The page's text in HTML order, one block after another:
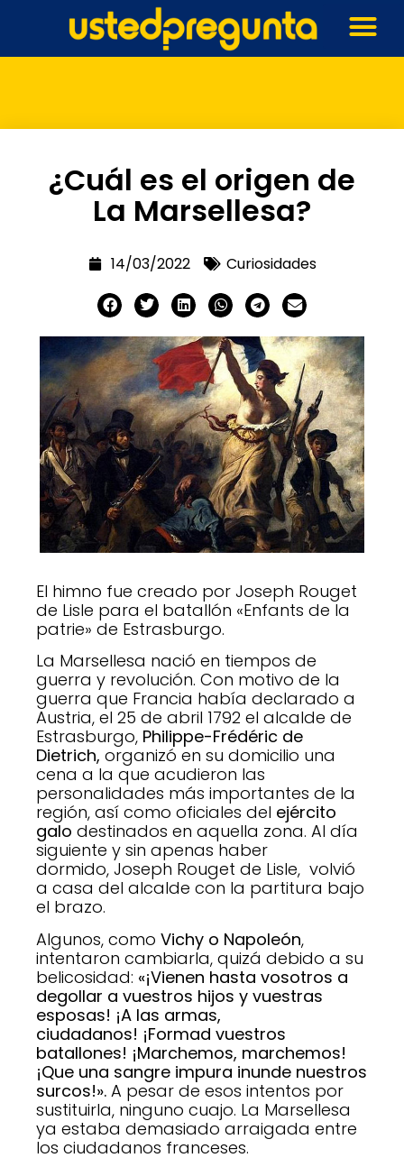
¿Cuál es el origen de
La Marsellesa?
14/03/2022 Curiosidades
El himno fue creado por Joseph Rouget
de Lisle para el batallón «Enfants de la
patrie» de Estrasburgo.
La Marsellesa nació en tiempos de
guerra y revolución. Con motivo de la
guerra que Francia había declarado a
Austria, el 25 de abril 1792 el alcalde de
Estrasburgo, Philippe-Frédéric de
Dietrich, organizó en su domicilio una
cena a la que acudieron las
personalidades más importantes de la
región, así como oficiales del ejército
galo destinados en aquella zona. Al día
siguiente y sin apenas haber
dormido, Joseph Rouget de Lisle, volvió
a casa del alcalde con la partitura bajo
el brazo.
Algunos, como Vichy o Napoleón,
intentaron cambiarla, quizá debido a su
belicosidad: «¡Vienen hasta vosotros a
degollar a vuestros hijos y vuestras
esposas! ¡A las armas,
ciudadanos! ¡Formad vuestros
batallones! ¡Marchemos, marchemos!
¡Que una sangre impura inunde nuestros
surcos!». A pesar de esos intentos por
sustituirla, ninguno cuajo. La Marsellesa
ya estaba demasiado arraigada entre
los ciudadanos franceses.